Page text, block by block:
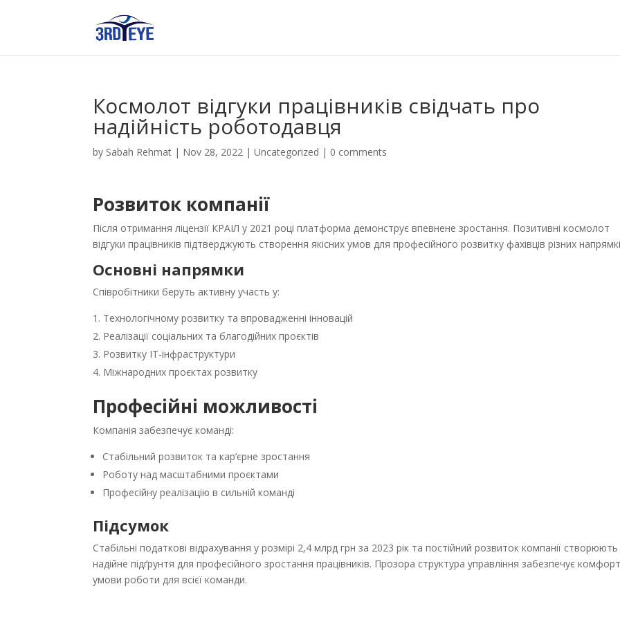
Космолот відгуки працівників свідчать про
надійність роботодавця
by Sabah Rehmat | Nov 28, 2022 |Uncategorized | 0 comments
Розвиток компанії
Після отримання ліцензії КРАІЛ у 2021 році платформа демонструє впевнене зростання. Позитивні космолот
відгуки працівників підтверджують створення якісних умов для професійного розвитку фахівців різних
Основні напрямки
Співробітники беруть активну участь у:
Технологічному розвитку та впровадженні інновацій
Реалізації соціальних та благодійних проєктів
Розвитку IT-інфраструктури
Міжнародних проєктах розвитку
Професійні можливості
Компанія забезпечує команді:
Стабільний розвиток та кар’єрне зростання
Роботу над масштабними проєктами
Професійну реалізацію в сильній команді
Підсумок
Стабільні податкові відрахування у розмірі 2,4 млрд грн за 2023 рік та постійний розвиток компанії створюють
надійне підґрунтя для професійного зростання працівників. Прозора структура управління забезпечує
умови роботи для всієї команди.